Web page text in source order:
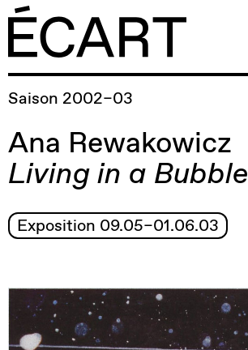
Saison 2002–03
Ana Rewakowicz
Living in a Bubble
Exposition 09.05–01.06.03